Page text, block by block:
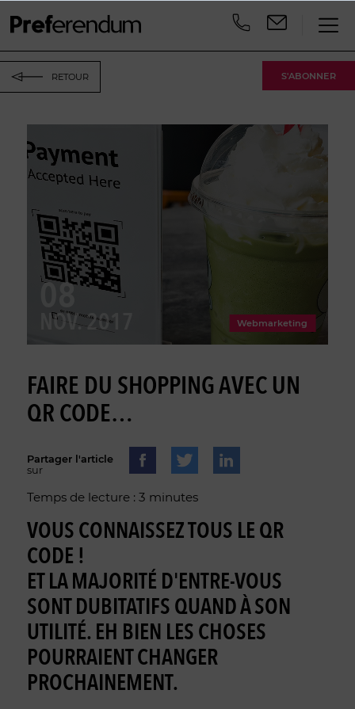
S'ABONNER
RETOUR
08
NOV. 2017 Webmarketing
FAIRE DU SHOPPING AVEC UN
QR CODE…
Partager l'article
sur
Temps de lecture : 3 minutes
VOUS CONNAISSEZ TOUS LE QR
CODE !
ET LA MAJORITÉ D'ENTRE-VOUS
SONT DUBITATIFS QUAND À SON
UTILITÉ. EH BIEN LES CHOSES
POURRAIENT CHANGER
PROCHAINEMENT.